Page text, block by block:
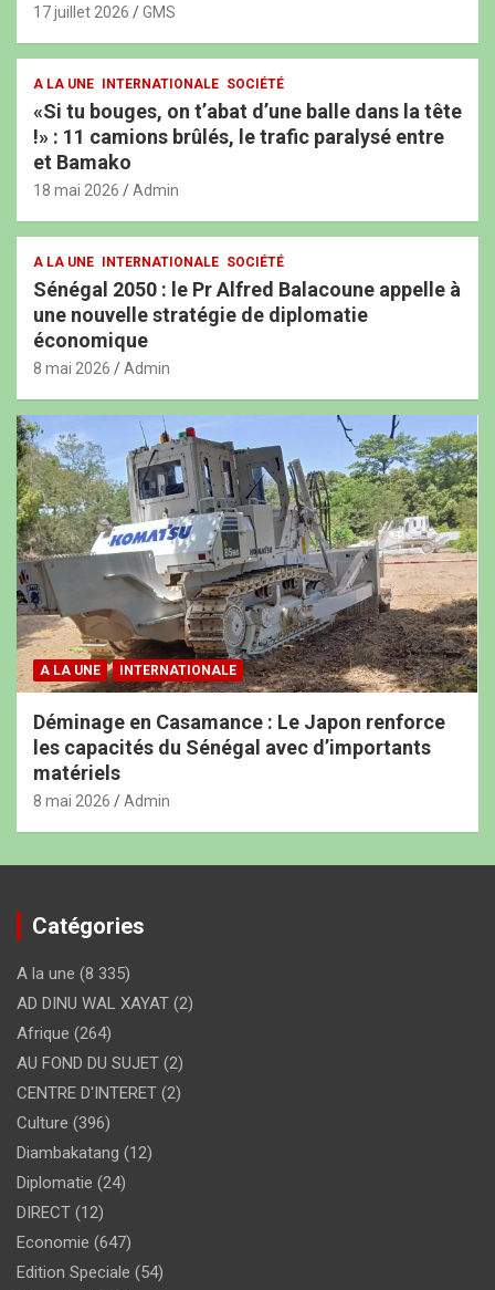
17 juillet 2026 GMS
A LA UNE INTERNATIONALE SOCIÉTÉ
«Si tu bouges, on t’abat d’une balle dans la tête
!» : 11 camions brûlés, le trafic paralysé entre
et Bamako
18 mai 2026 Admin
A LA UNE INTERNATIONALE SOCIÉTÉ
Sénégal 2050 : le Pr Alfred Balacoune appelle à
une nouvelle stratégie de diplomatie
économique
8 mai 2026 Admin
A LA UNE INTERNATIONALE
Déminage en Casamance : Le Japon renforce
les capacités du Sénégal avec d’importants
matériels
8 mai 2026 Admin
Catégories
A la une (8 335)
AD DINU WAL XAYAT (2)
Afrique (264)
AU FOND DU SUJET (2)
CENTRE D'INTERET (2)
Culture (396)
Diambakatang (12)
Diplomatie (24)
DIRECT (12)
Economie (647)
Edition Speciale (54)